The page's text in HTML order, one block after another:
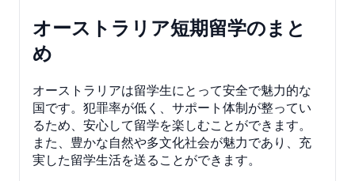
オーストラリア短期留学のまと
め
オーストラリアは留学生にとって安全で魅力的な
国です。犯罪率が低く、サポート体制が整ってい
るため、安心して留学を楽しむことができます。
また、豊かな自然や多文化社会が魅力であり、充
実した留学生活を送ることができます。